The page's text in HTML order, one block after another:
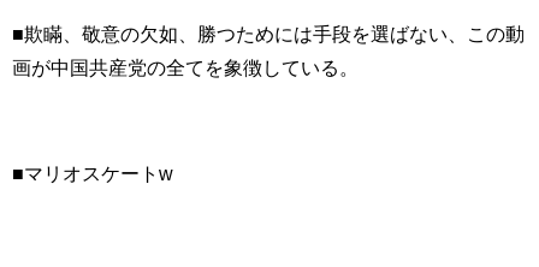
■欺瞞、敬意の欠如、勝つためには手段を選ばない、この動
画が中国共産党の全てを象徴している。
■マリオスケートw